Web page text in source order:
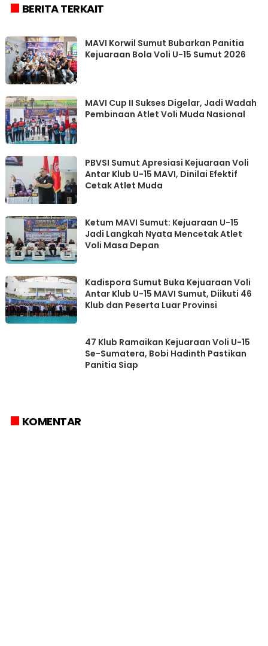
BERITA TERKAIT
MAVI Korwil Sumut Bubarkan Panitia
Kejuaraan Bola Voli U-15 Sumut 2026
MAVI Cup II Sukses Digelar, Jadi Wadah
Pembinaan Atlet Voli Muda Nasional
PBVSI Sumut Apresiasi Kejuaraan Voli
Antar Klub U-15 MAVI, Dinilai Efektif
Cetak Atlet Muda
Ketum MAVI Sumut: Kejuaraan U-15
Jadi Langkah Nyata Mencetak Atlet
Voli Masa Depan
Kadispora Sumut Buka Kejuaraan Voli
Antar Klub U-15 MAVI Sumut, Diikuti 46
Klub dan Peserta Luar Provinsi
47 Klub Ramaikan Kejuaraan Voli U-15
Se-Sumatera, Bobi Hadinth Pastikan
Panitia Siap
KOMENTAR